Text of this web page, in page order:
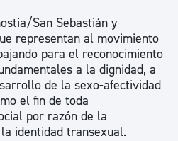
San Sebastián y
representan al movimiento
para el reconocimiento
a la dignidad, a
de la sexo-afectividad
el fin de toda
por razón de la
identidad transexual.